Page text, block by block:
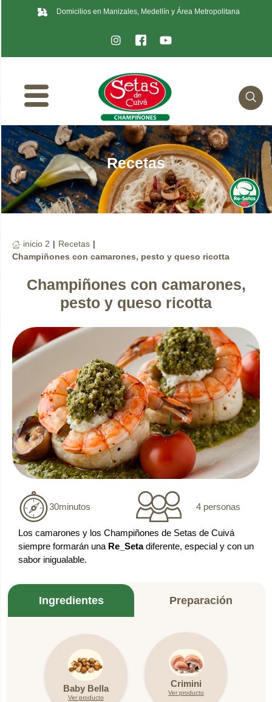
Domicilios en Manizales, Medellín y Área Metropolitana
Recetas
inicio 2 | Recetas |
Champiñones con camarones, pesto y queso ricotta
Champiñones con camarones,
pesto y queso ricotta
30minutos 4 personas
Los camarones y los Champiñones de Setas de Cuivá
siempre formarán una Re_Setadiferente, especial y con un
sabor inigualable.
Ingredientes Preparación
Baby Bella
Ver producto
Crimini
Ver producto
Mezcle el queso, con el pesto y los tomates.
Sazone con sal y pimienta.